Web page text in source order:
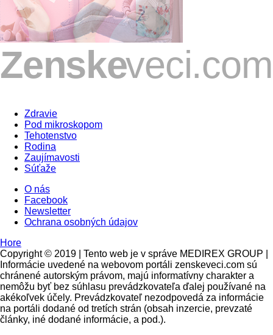
Zdravie
Pod mikroskopom
Tehotenstvo
Rodina
Zaujímavosti
Súťaže
O nás
Facebook
Newsletter
Ochrana osobných údajov
Hore
Copyright © 2019 | Tento web je v správe MEDIREX GROUP |
Informácie uvedené na webovom portáli zenskeveci.com sú
chránené autorským právom, majú informatívny charakter a
nemôžu byť bez súhlasu prevádzkovateľa ďalej používané na
akékoľvek účely. Prevádzkovateľ nezodpovedá za informácie
na portáli dodané od tretích strán (obsah inzercie, prevzaté
články, iné dodané informácie, a pod.).